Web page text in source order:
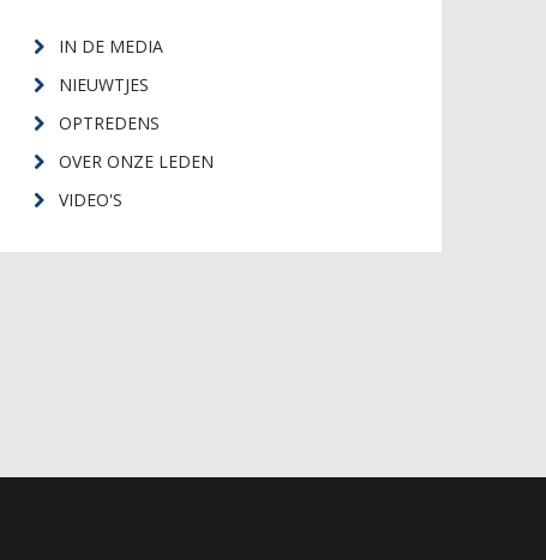
IN DE MEDIA
NIEUWTJES
OPTREDENS
OVER ONZE LEDEN
VIDEO'S